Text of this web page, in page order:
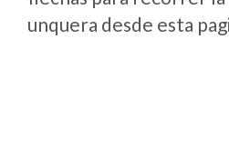
unquera desde esta